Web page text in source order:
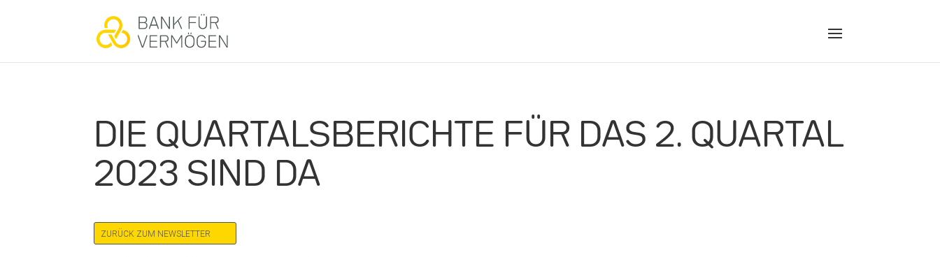
DIE QUARTALSBERICHTE FÜR DAS 2. QUARTAL
2023 SIND DA
ZURÜCK ZUM NEWSLETTER